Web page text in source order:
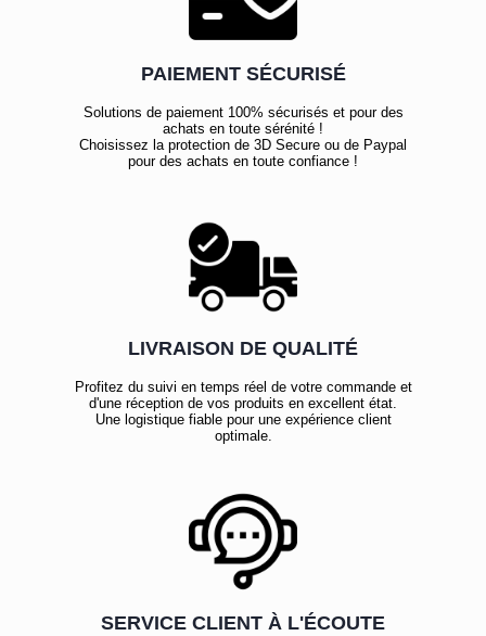
PAIEMENT SÉCURISÉ
Solutions de paiement 100% sécurisés et pour des
achats en toute sérénité !
Choisissez la protection de 3D Secure ou de Paypal
pour des achats en toute confiance !
LIVRAISON DE QUALITÉ
Profitez du suivi en temps réel de votre commande et
d'une réception de vos produits en excellent état.
Une logistique fiable pour une expérience client
optimale.
SERVICE CLIENT À L'ÉCOUTE